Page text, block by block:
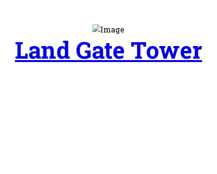
Land Gate Tower